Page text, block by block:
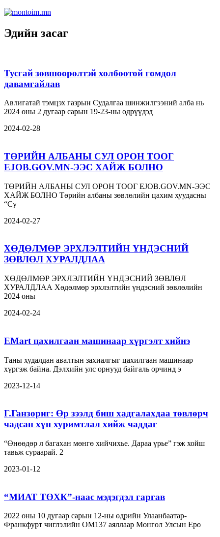
Эдийн засаг
Тусгай зөвшөөрөлтэй холбоотой гомдол
давамгайлав
Авлигатай тэмцэх газрын Судалгаа шинжилгээний алба нь
2024 оны 2 дугаар сарын 19-23-ны өдрүүдэд
2024-02-28
ТӨРИЙН АЛБАНЫ СУЛ ОРОН ТООГ
EJOB.GOV.MN-ЭЭС ХАЙЖ БОЛНО
ТӨРИЙН АЛБАНЫ СУЛ ОРОН ТООГ EJOB.GOV.MN-ЭЭС
ХАЙЖ БОЛНО Төрийн албаны зөвлөлийн цахим хуудасны
“Су
2024-02-27
ХӨДӨЛМӨР ЭРХЛЭЛТИЙН ҮНДЭСНИЙ
ЗӨВЛӨЛ ХУРАЛДЛАА
ХӨДӨЛМӨР ЭРХЛЭЛТИЙН ҮНДЭСНИЙ ЗӨВЛӨЛ
ХУРАЛДЛАА Хөдөлмөр эрхлэлтийн үндэсний зөвлөлийн
2024 оны
2024-02-24
EMart цахилгаан машинаар хүргэлт хийнэ
Таны худалдан авалтын захиалгыг цахилгаан машинаар
хүргэж байна. Дэлхийн улс орнууд байгаль орчинд э
2023-12-14
Г.Ганзориг: Өр зээлд биш хадгалахдаа төвлөрч
чадсан хүн хуримтлал хийж чаддаг
“Өнөөдөр л багахан мөнгө хийчихье. Дараа үрье” гэж хойш
тавьж сураарай. 2
2023-01-12
“МИАТ ТӨХК”-наас мэдэгдэл гаргав
2022 оны 10 дугаар сарын 12-ны өдрийн Улаанбаатар-
Франкфурт чиглэлийн ОМ137 аяллаар Монгол Улсын Ерө